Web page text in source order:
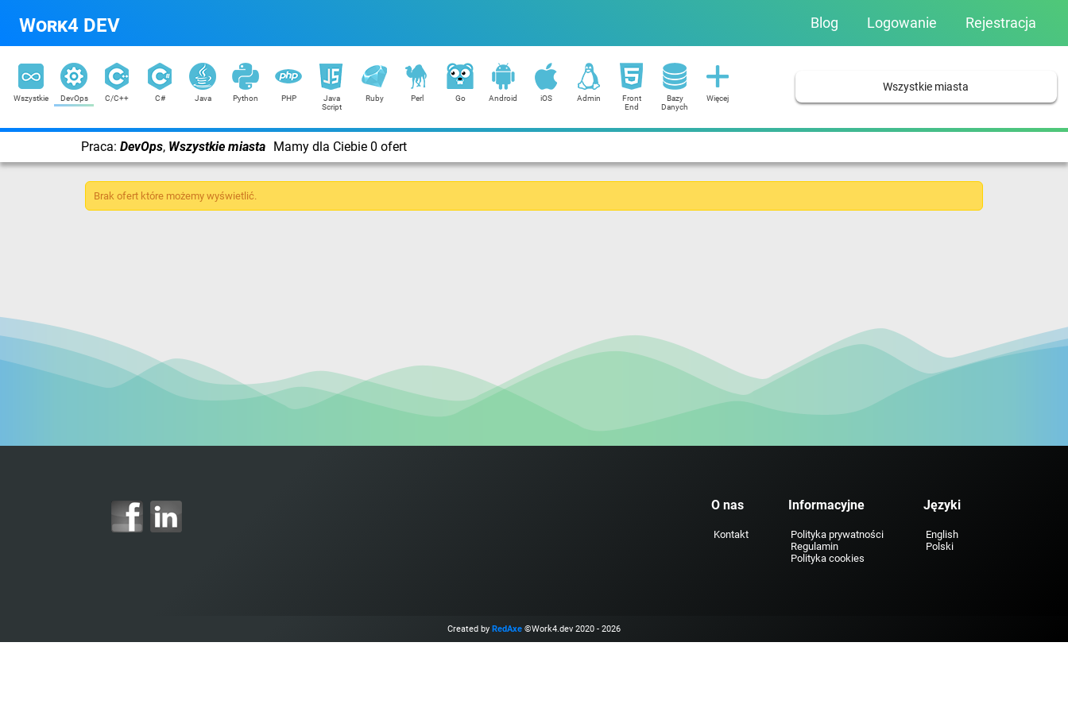
Work4 DEV Blog Logowanie Rejestracja
Wszystkie DevOps C/C++ C# Java Python PHP
Java
Script
Ruby Perl Go Android iOS Admin
Front
End
Bazy
Danych
Więcej
Wszystkie miasta
Praca: DevOps, Wszystkie miasta Mamy dla Ciebie 0 ofert
Brak ofert które możemy wyświetlić.
O nas
Kontakt
Informacyjne
Polityka prywatności
Regulamin
Polityka cookies
Języki
English
Polski
Created by RedAxe ©Work4.dev 2020 - 2026